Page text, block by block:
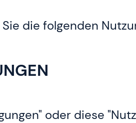
die folgenden
oder diese